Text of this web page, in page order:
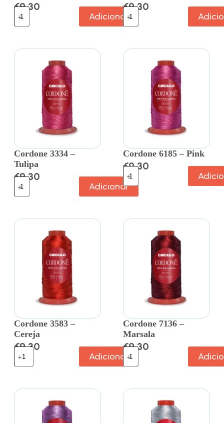
€9.30
Adicionar
€9.30
Cordone 3334 –
Tulipa
€9.30
Adicionar
Cordone 6185 – Pink
€9.30
Cordone 3583 –
Cereja
€9.30
Adicionar
Cordone 7136 –
Marsala
€9.30